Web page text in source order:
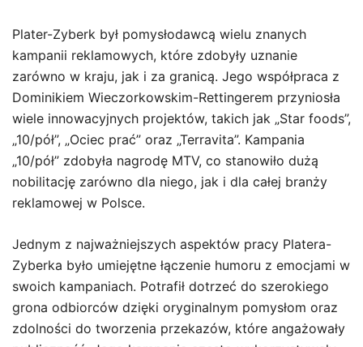
Plater-Zyberk był pomysłodawcą wielu znanych
kampanii reklamowych, które zdobyły uznanie
zarówno w kraju, jak i za granicą. Jego współpraca z
Dominikiem Wieczorkowskim-Rettingerem przyniosła
wiele innowacyjnych projektów, takich jak „Star foods”,
„10/pół”, „Ociec prać” oraz „Terravita”. Kampania
„10/pół” zdobyła nagrodę MTV, co stanowiło dużą
nobilitację zarówno dla niego, jak i dla całej branży
reklamowej w Polsce.
Jednym z najważniejszych aspektów pracy Platera-
Zyberka było umiejętne łączenie humoru z emocjami w
swoich kampaniach. Potrafił dotrzeć do szerokiego
grona odbiorców dzięki oryginalnym pomysłom oraz
zdolności do tworzenia przekazów, które angażowały